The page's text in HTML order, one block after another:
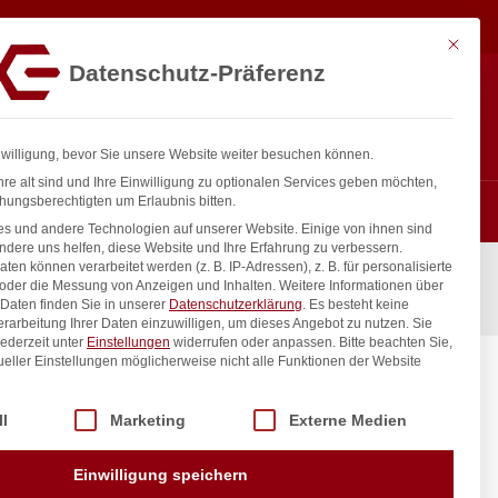
In den Warenkorb
Mit
Datenschutz-Präferenz
bevor Sie unsere Website weiter besuchen können.
alt sind und Ihre Einwilligung zu optionalen Services geben möchten,
um Erlaubnis bitten.
und andere Technologien auf unserer Website. Einige von ihnen sind
uns helfen, diese Website und Ihre Erfahrung zu verbessern.
können verarbeitet werden (z. B. IP-Adressen), z. B. für personalisierte
die Messung von Anzeigen und Inhalten. Weitere Informationen über
finden Sie in unserer Datenschutzerklärung. Es besteht keine
Ihrer Daten einzuwilligen, um dieses Angebot zu nutzen. Sie
unter Einstellungen widerrufen oder anpassen. Bitte beachten Sie,
Einstellungen möglicherweise nicht alle Funktionen der Website
Service-Gruppen, für die eine Einwilligung erteilt werden kann.
Marketing Externe Medien
Einwilligung speichern